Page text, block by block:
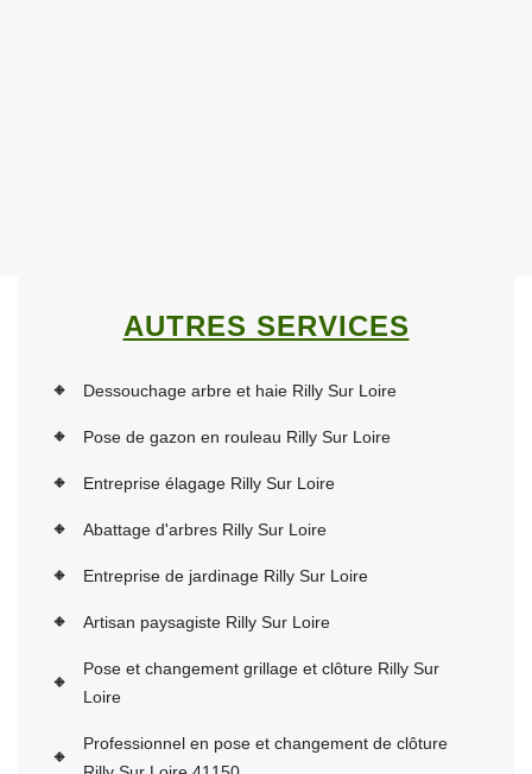
AUTRES SERVICES
Dessouchage arbre et haie Rilly Sur Loire
Pose de gazon en rouleau Rilly Sur Loire
Entreprise élagage Rilly Sur Loire
Abattage d'arbres Rilly Sur Loire
Entreprise de jardinage Rilly Sur Loire
Artisan paysagiste Rilly Sur Loire
Pose et changement grillage et clôture Rilly Sur
Loire
Professionnel en pose et changement de clôture